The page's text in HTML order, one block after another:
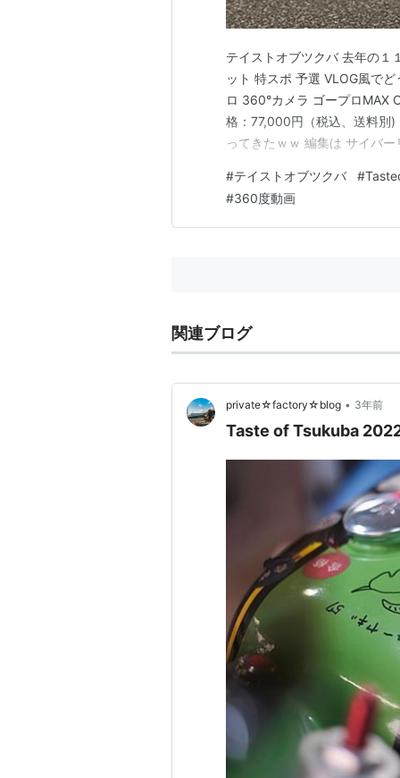
テイストオブツクバ 去年の１
ット 特スポ 予選 VLOG風で
ロ 360°カメラ ゴープロMAX
格：77,000円（税込、送料別
ってきたｗｗ 編集は サイバ
EOS…
#テイストオブツクバ #
#360度動画
関連ブログ
private☆factory☆blog • 3年前
Taste of Tsukuba